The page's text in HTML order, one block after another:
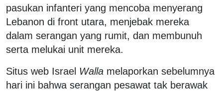
pasukan infanteri yang mencoba menyerang
Lebanon di front utara, menjebak mereka
dalam serangan yang rumit, dan membunuh
serta melukai unit mereka.
Situs web Israel Walla melaporkan sebelumnya
hari ini bahwa serangan pesawat tak berawak